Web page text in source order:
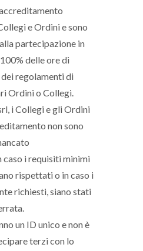
e Ordini e sono
partecipazione in
delle ore di
dei regolamenti di
Ordini o Collegi.
i Collegi e gli Ordini
non sono
i requisiti minimi
rispettati o in caso i
richiesti, siano stati
un ID unico e non è
terzi con lo